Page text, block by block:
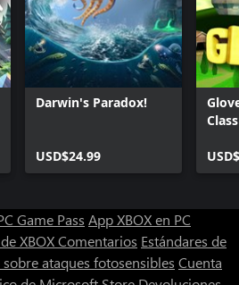
Darwin's Paradox!
USD$24.99
Game Pass App XBOX en PC
XBOXComentarios Estándares de
ataques fotosensibles Cuenta